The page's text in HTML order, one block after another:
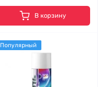
В корзину
Популярный